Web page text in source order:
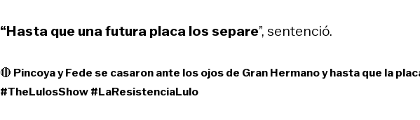
“Hasta que una futura placa los separe”, sentenció.
🔴 Pincoya y Fede se casaron ante los ojos de Gran Hermano y hasta que la
#TheLulosShow#LaResistenciaLulo